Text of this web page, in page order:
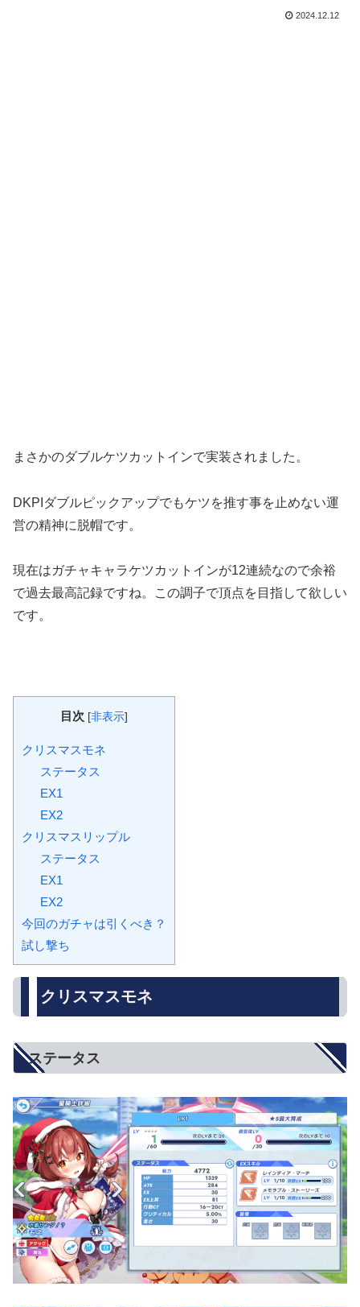
2024.12.12
まさかのダブルケツカットインで実装されました。
DKPIダブルピックアップでもケツを推す事を止めない運
営の精神に脱帽です。
現在はガチャキャラケツカットインが12連続なので余裕
で過去最高記録ですね。この調子で頂点を目指して欲しい
です。
目次 [非表示]
クリスマスモネ
ステータス
EX1
EX2
クリスマスリップル
ステータス
EX1
EX2
今回のガチャは引くべき？
試し撃ち
クリスマスモネ
ステータス